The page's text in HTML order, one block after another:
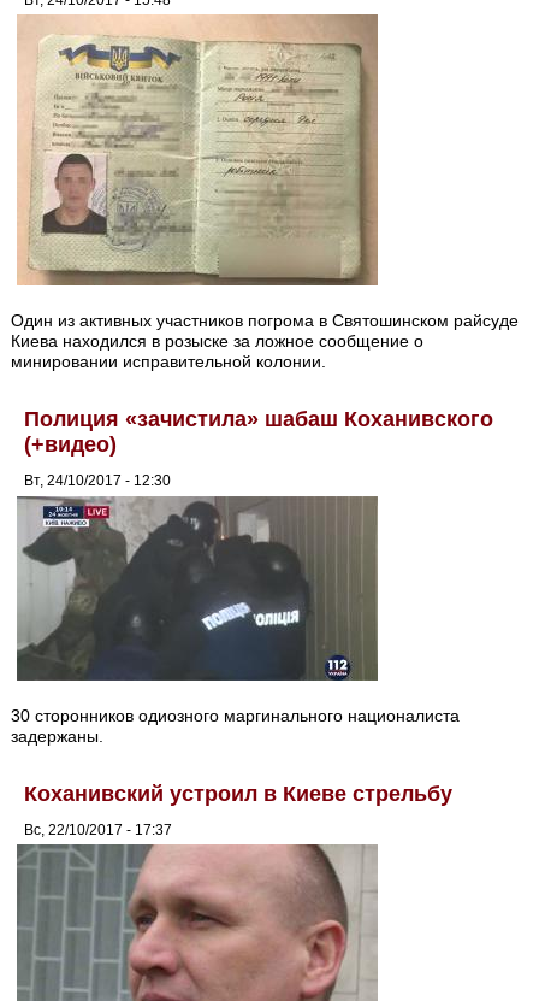
Один из активных участников погрома в Святошинском райсуде
Киева находился в розыске за ложное сообщение о
минировании исправительной колонии.
Полиция «зачистила» шабаш Коханивского
(+видео)
Вт, 24/10/2017 - 12:30
30 сторонников одиозного маргинального националиста
задержаны.
Коханивский устроил в Киеве стрельбу
Вс, 22/10/2017 - 17:37